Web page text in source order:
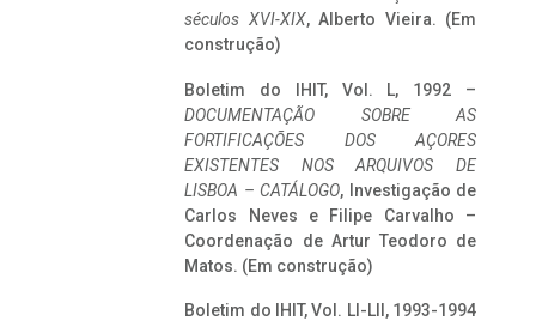
séculos XVI-XIX, Alberto Vieira. (Em
construção)
Boletim do IHIT, Vol. L, 1992 –
DOCUMENTAÇÃO SOBRE AS
FORTIFICAÇÕES DOS AÇORES
EXISTENTES NOS ARQUIVOS DE
LISBOA – CATÁLOGO, Investigação de
Carlos Neves e Filipe Carvalho –
Coordenação de Artur Teodoro de
Matos. (Em construção)
Boletim do IHIT, Vol. LI-LII, 1993-1994